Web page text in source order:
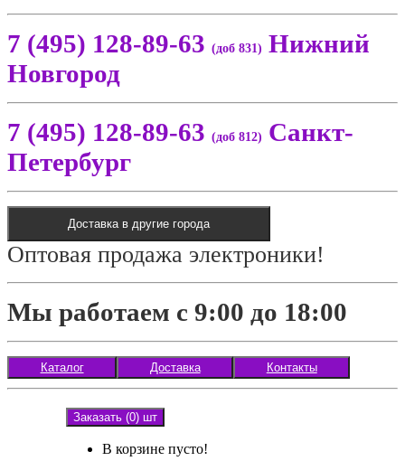
7 (495) 128-89-63 (доб 831) Нижний
Новгород
7 (495) 128-89-63 (доб 812) Санкт-
Петербург
Доставка в другие города
Оптовая продажа электроники!
Мы работаем с 9:00 до 18:00
Каталог Доставка Контакты
Заказать (0) шт
В корзине пусто!